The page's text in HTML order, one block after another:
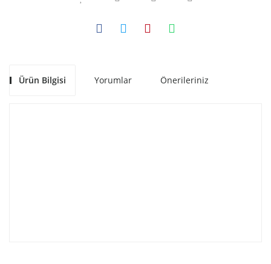
Ürün Bilgisi Yorumlar Önerileriniz